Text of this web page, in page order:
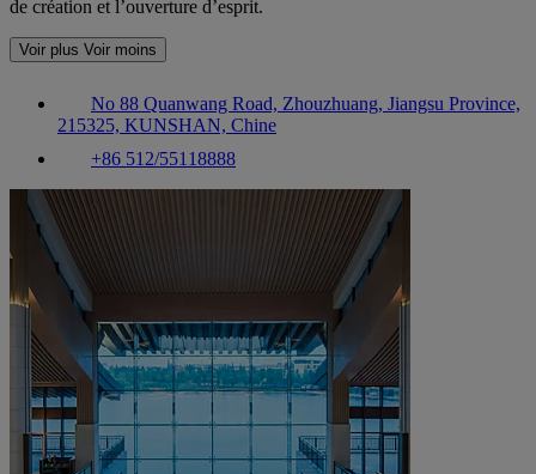
de création et l’ouverture d’esprit.
Voir plus Voir moins
No 88 Quanwang Road, Zhouzhuang, Jiangsu Province,
215325, KUNSHAN, Chine
+86 512/55118888